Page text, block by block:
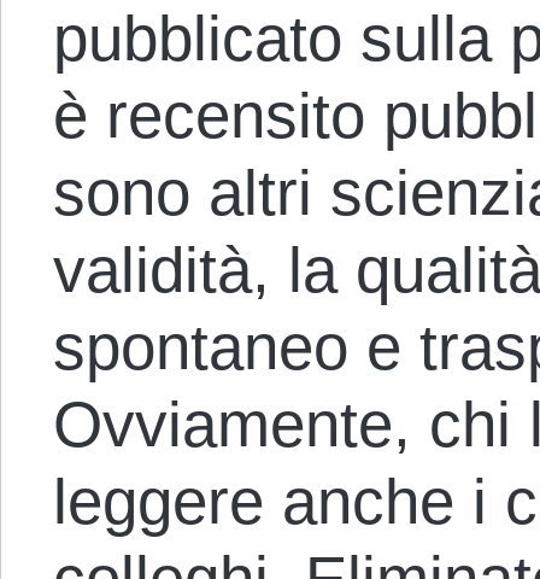
pubblicato sulla
è recensito
sono altri
validità, la
spontaneo e
Ovviamente, chi
leggere anche i